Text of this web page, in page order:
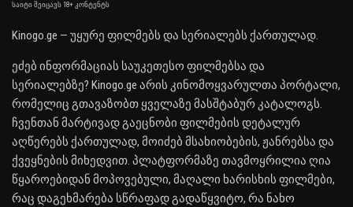
საიტი შეიცავს 18+ კონტენტს
Kinogo.ge — უყურე ფილმებს და სერიალებს ქართულად.
ეძებ ინფორმაციას საუკეთესო ფილმებსა და
სერიალებზე? Kinogo.ge არის კინომოყვარულთა პორტალი,
რომელიც გთავაზობთ ყველაზე მასშტაბურ კატალოგს.
ჩვენთან მარტივად გაეცნობი ფილმების დეტალურ
აღწერებს ქართულად, მოიძებ მსახიობების, ჟანრებსა და
ქვეყნების მიხედვით. პლატფორმაზე თავმოყრილია ღია
წყაროებიდან მოპოვებული, მაღალი ხარისხის ფილმები,
რაც დაგეხმარება სწრაფად გადაწყვიტო, რა ნახო